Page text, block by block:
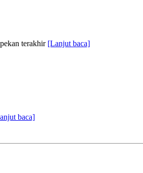
terakhir [Lanjut baca]
baca]